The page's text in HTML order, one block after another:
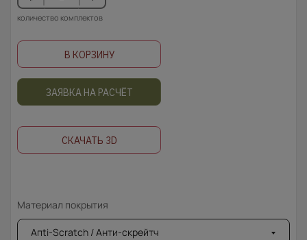
количество комплектов
В КОРЗИНУ
ЗАЯВКА НА РАСЧЁТ
СКАЧАТЬ 3D
Материал покрытия
Апti-Sсrаtсh / Анти-скрейтч